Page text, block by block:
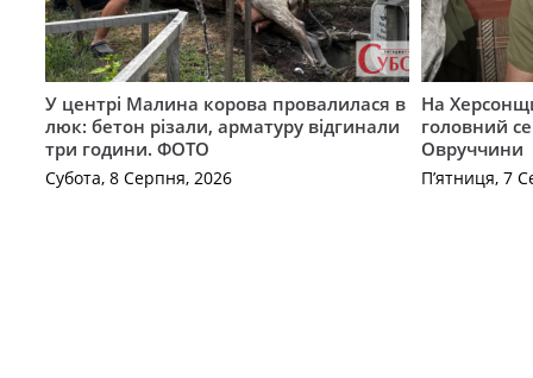
У центрі Малина корова провалилася в
люк: бетон різали, арматуру відгинали
три години. ФОТО
Субота, 8 Серпня, 2026
На
головний
Овруччини
П’ятниця, 7